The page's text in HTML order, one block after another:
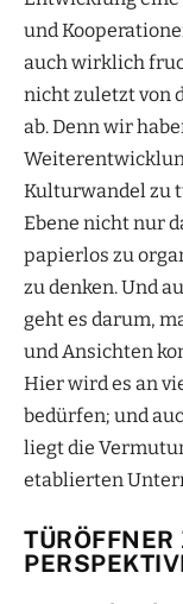
und
auch wirklich
nicht zuletzt von
ab. Denn wir
Kulturwandel zu
Ebene nicht nur
papierlos zu
zu denken. Und
geht es darum,
und Ansichten
Hier wird es an
bedürfen; und
liegt die
etablierten